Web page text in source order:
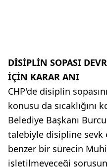
DİSİPLİN SOPASI
İÇİN KARAR ANI
CHP'de disiplin
konusu da sıcaklığını
Belediye Başkanı
talebiyle disipline sevk
benzer bir sürecin
işletilmeyeceği